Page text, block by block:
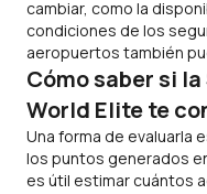
cambiar, como la
condiciones de los
aeropuertos también
Cómo saber si
World Elite te
Una forma de evaluarla
los puntos generados
es útil estimar cuántos